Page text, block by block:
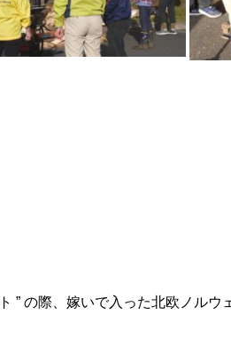
” の際、嫁いで入った北欧ノルウ